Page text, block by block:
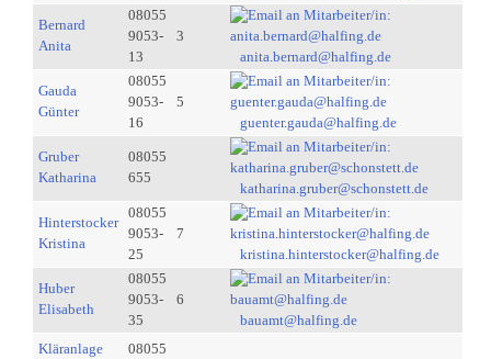
Bernard
Anita
08055
9053-
13
3
anita.bernard@halfing.de
Gauda
Günter
08055
9053-
16
5
guenter.gauda@halfing.de
Gruber
Katharina
08055
655
katharina.gruber@schonstett.de
Hinterstocker
Kristina
08055
9053-
25
7
kristina.hinterstocker@halfing.de
Huber
Elisabeth
08055
9053-
35
6
bauamt@halfing.de
Kläranlage
08055